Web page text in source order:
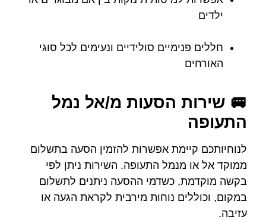
ילדים
חללים פנימיים סולידיים ונעימים לכל סוגי
האורחים
🚐 שירות הסעות מ/אל נמל
התעופה
לנוחיותכם קיימת אפשרות להזמין הסעה בתשלום
ממוקד אל או מנמל התעופה. השירות ניתן לפי
בקשה מוקדמת, כשדמי ההסעה ניתנים לתשלום
במקום, וכוללים נוחות מירבית לקראת הגעה או
עזיבה.